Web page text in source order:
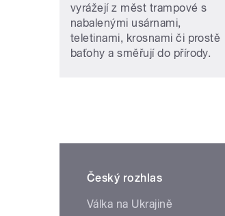
vyrážejí z měst trampové s
nabalenými usárnami,
teletinami, krosnami či prostě
baťohy a směřují do přírody.
Český rozhlas
Válka na Ukrajině